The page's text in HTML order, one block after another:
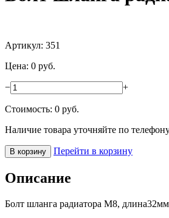
Артикул: 351
Цена: 0 руб.
− +
Стоимость: 0 руб.
Наличие товара уточняйте по
В корзину Перейти в корзину
Описание
Болт шланга радиатора М8,